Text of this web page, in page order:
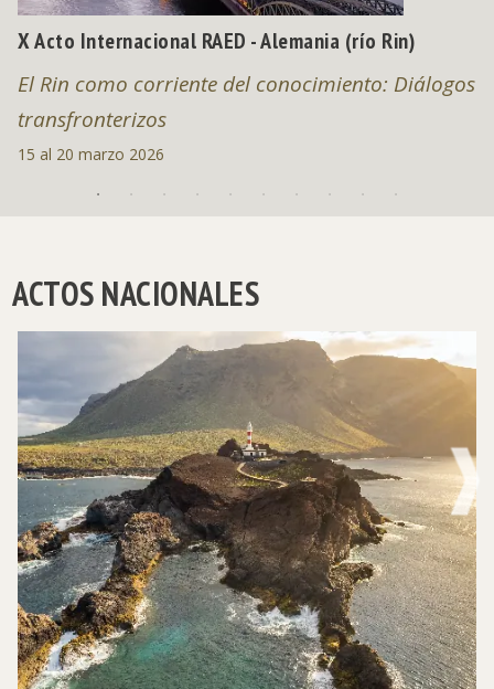
X Acto Internacional RAED - Alemania (río Rin)
El Rin como corriente del conocimiento: Diálogos
transfronterizos
15 al 20 marzo 2026
ACTOS NACIONALES